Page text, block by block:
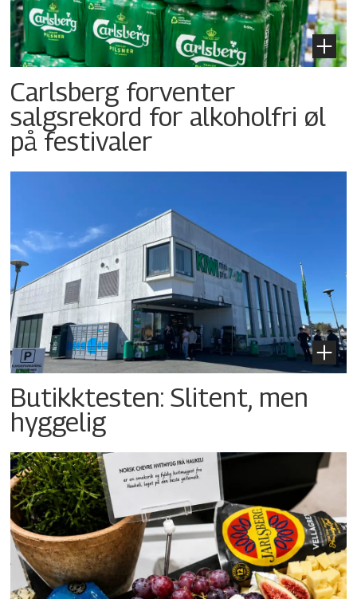
Carlsberg forventer
salgsrekord for alkoholfri øl
på festivaler
Butikktesten: Slitent, men
hyggelig